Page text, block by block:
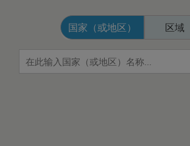
国家（或地区） 区域